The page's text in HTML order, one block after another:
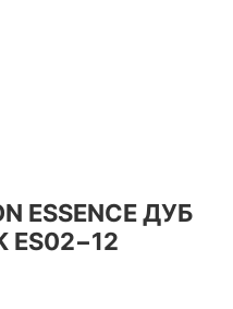
ESSENCE ДУБ
ES02−12